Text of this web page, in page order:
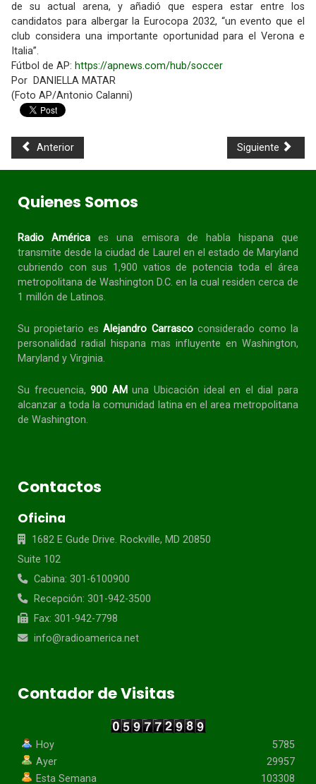
de su actual arena, y añadió que espera estar entre los
candidatos para albergar la Eurocopa 2032, “un evento que el
club considera una importante oportunidad para el Verona e
Italia”.
Fútbol de AP: https://apnews.com/hub/soccer
Por DANIELLA MATAR
(Foto AP/Antonio Calanni)
Anterior Siguiente
Quienes Somos
Radio América es una emisora de habla hispanaque
transmite desde la ciudad de Laurel en el estado de Maryland
cubriendo con sus 1,900 vatios de potencia toda el área
metropolitana de Washington D.C. en la cual residen cerca de
1 millón de Latinos.
Su propietario esAlejandro Carrascoconsiderado como la
personalidad radial hispana mas influyente en Washington,
Maryland y Virginia.
Su frecuencia, 900 AMuna Ubicación ideal en el dial para
alcanzar a toda lacomunidad latina en el area metropolitana
de Washington.
Contactos
Oficina
1682 E Gude Drive. Rockville, MD 20850
Suite 102
Cabina: 301-6100900
Recepción: 301-942-3500
Fax: 301-942-7798
info@radioamerica.net
Contador de Visitas
Hoy
Ayer
Esta Semana
5785
29957
103308